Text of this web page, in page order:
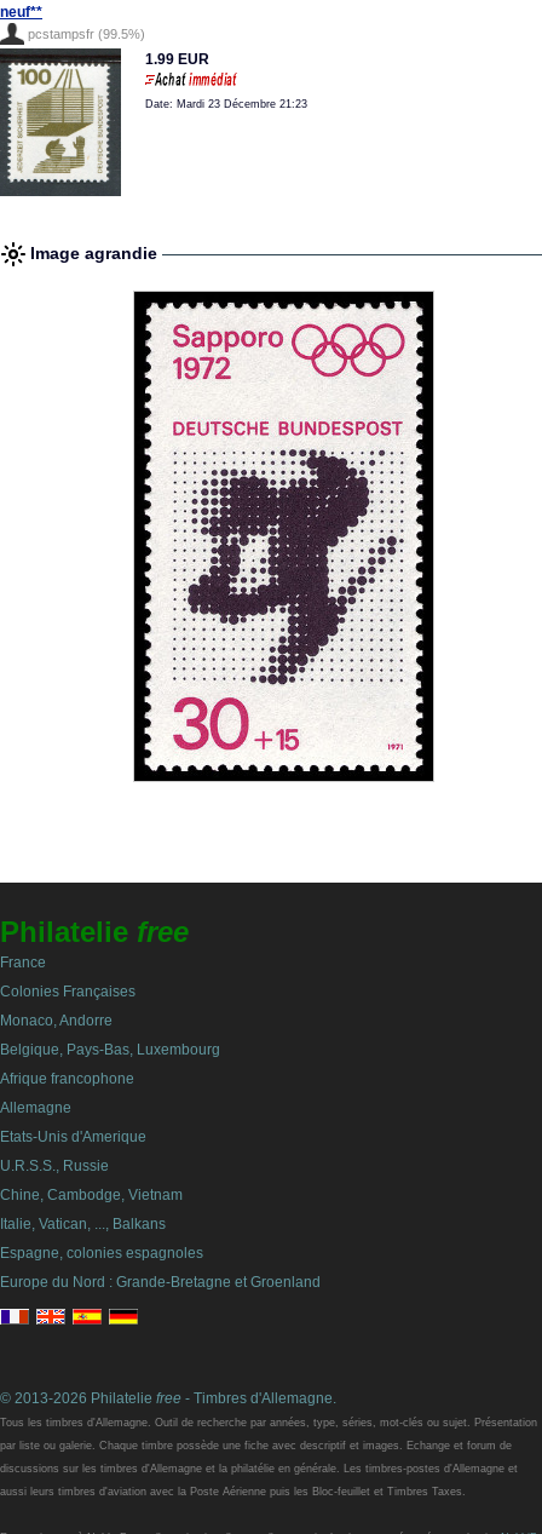
neuf**
pcstampsfr (99.5%)
1.99 EUR
Date: Mardi 23 Décembre 21:23
Image agrandie
Philatelie free
France
Colonies Françaises
Monaco, Andorre
Belgique, Pays-Bas, Luxembourg
Afrique francophone
Allemagne
Etats-Unis d'Amerique
U.R.S.S., Russie
Chine, Cambodge, Vietnam
Italie, Vatican, ..., Balkans
Espagne, colonies espagnoles
Europe du Nord : Grande-Bretagne et Groenland
© 2013-2026 Philatelie free - Timbres d'Allemagne.
Tous les timbres d'Allemagne. Outil de recherche par années, type, séries, mot-clés ou sujet. Présentation
par liste ou galerie. Chaque timbre possède une fiche avec descriptif et images. Echange et forum de
discussions sur les timbres d'Allemagne et la philatélie en générale. Les timbres-postes d'Allemagne et
aussi leurs timbres d'aviation avec la Poste Aérienne puis les Bloc-feuillet et Timbres Taxes.